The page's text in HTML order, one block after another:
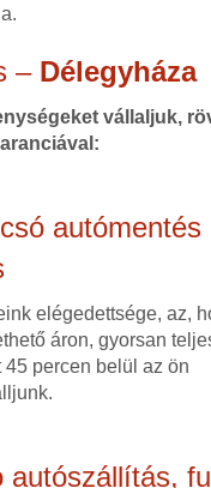
– Délegyháza
vállaljuk,
autómentés
elégedettsége, az,
áron, gyorsan
45 percen belül az ön
autószállítás,